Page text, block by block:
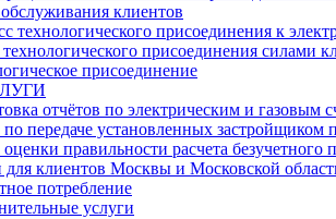
клиентов
технологического присоединения к
присоединения силами
присоединение
отчётов по электрическим и газовым
по передаче установленных
оценки правильности расчета безучетного
для клиентов Москвы и Московской
потребление
услуги